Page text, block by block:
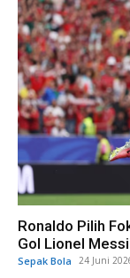
Ronaldo Pilih
Gol Lionel
Sepak Bola 24 Juni